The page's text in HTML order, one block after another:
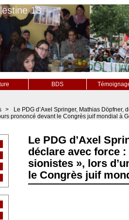
13
BDS
>
Le PDG d’Axel Springer, Mathias Döpfner,
prononcé devant le Congrès juif mondial à
Le PDG d’Axel
déclare avec force
sionistes », lors
le Congrès juif